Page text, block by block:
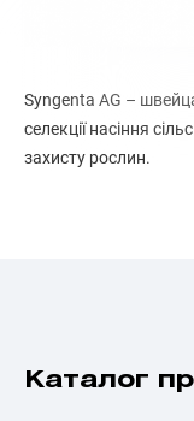
Syngenta AG –
селекції насіння
захисту рослин.
Каталог